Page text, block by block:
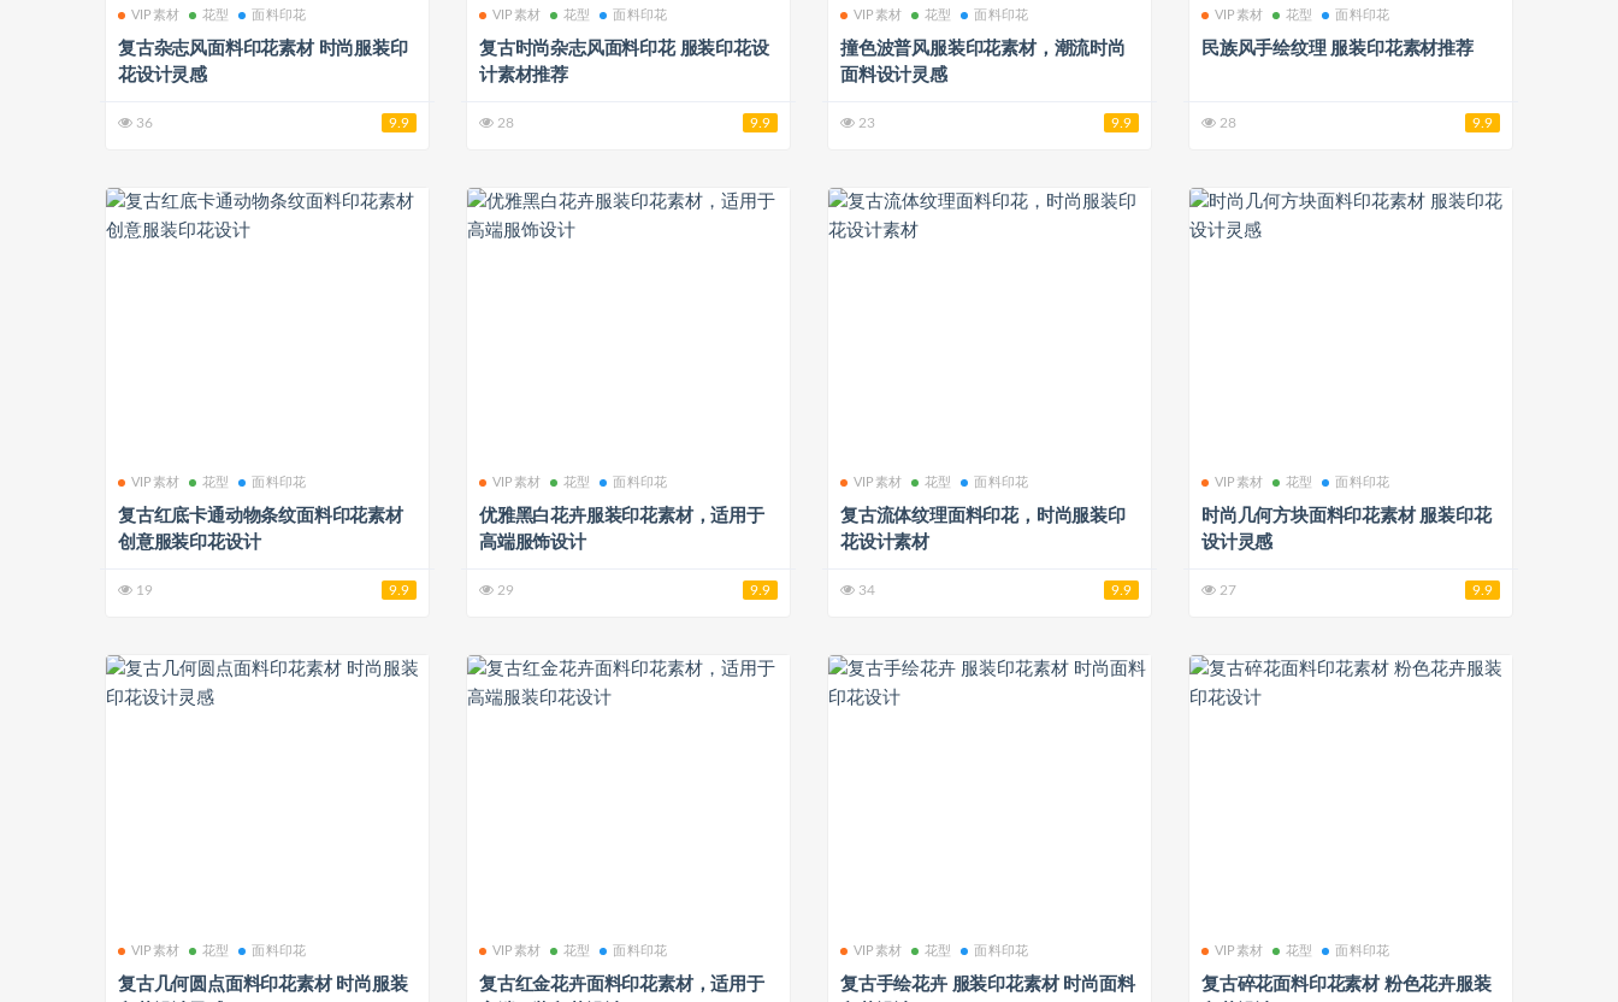
VIP素材 花型 面料印花
复古杂志风面料印花素材 时尚服装印
花设计灵感
36 9.9
VIP素材 花型 面料印花
复古时尚杂志风面料印花 服装印花设
计素材推荐
28 9.9
VIP素材 花型 面料印花
撞色波普风服装印花素材，潮流时尚
面料设计灵感
23 9.9
VIP素材 花型 面料印花
民族风手绘纹理 服装印花素材推荐
28 9.9
VIP素材 花型 面料印花
复古红底卡通动物条纹面料印花素材
创意服装印花设计
19 9.9
VIP素材 花型 面料印花
优雅黑白花卉服装印花素材，适用于
高端服饰设计
29 9.9
VIP素材 花型 面料印花
复古流体纹理面料印花，时尚服装印
花设计素材
34 9.9
VIP素材 花型 面料印花
时尚几何方块面料印花素材 服装印花
设计灵感
27 9.9
VIP素材 花型 面料印花
复古几何圆点面料印花素材 时尚服装
VIP素材 花型 面料印花
复古红金花卉面料印花素材，适用于
VIP素材 花型 面料印花
复古手绘花卉 服装印花素材 时尚面料
VIP素材 花型 面料印花
复古碎花面料印花素材 粉色花卉服装